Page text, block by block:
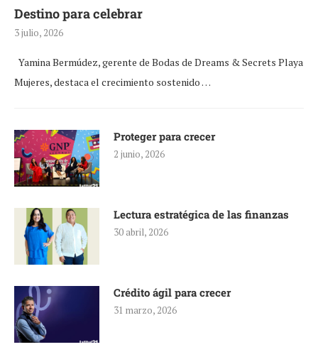
Destino para celebrar
3 julio, 2026
Yamina Bermúdez, gerente de Bodas de Dreams & Secrets Playa
Mujeres, destaca el crecimiento sostenido …
Proteger para crecer
2 junio, 2026
Lectura estratégica de las finanzas
30 abril, 2026
Crédito ágil para crecer
31 marzo, 2026